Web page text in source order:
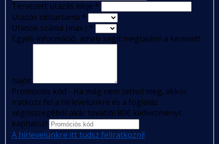
Tervezett utazás ideje *
Utazás időtartama *
Utasok száma (max.) *
Egyéb információ, amely segít megtalálni a keresett
hajót
Promóciós kód - Ha még nem tetted meg, akkor
iratkozz fel a hírlevelünkre és a foglalás
végösszegéből akár további 80€ kedvezményt
kaphatsz!
A hírlevelünkre itt tudsz feliratkozni!